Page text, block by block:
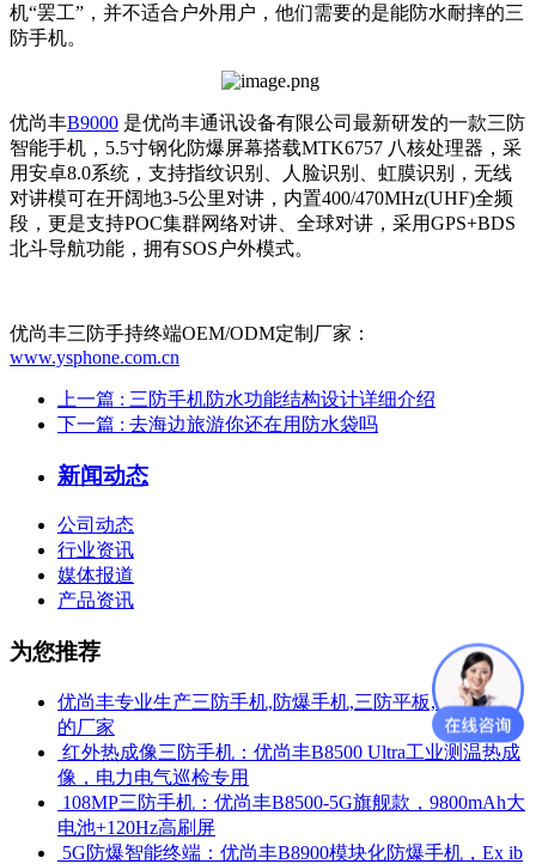
机“罢工”，并不适合户外用户，他们需要的是能防水耐摔的三
防手机。
优尚丰B9000 是优尚丰通讯设备有限公司最新研发的一款三防
智能手机，5.5寸钢化防爆屏幕搭载MTK6757 八核处理器，采
用安卓8.0系统，支持指纹识别、人脸识别、虹膜识别，无线
对讲模可在开阔地3-5公里对讲，内置400/470MHz(UHF)全频
段，更是支持POC集群网络对讲、全球对讲，采用GPS+BDS
北斗导航功能，拥有SOS户外模式。
优尚丰三防手持终端OEM/ODM定制厂家：
www.ysphone.com.cn
上一篇 : 三防手机防水功能结构设计详细介绍
下一篇 : 去海边旅游你还在用防水袋吗
新闻动态
公司动态
行业资讯
媒体报道
产品资讯
为您推荐
优尚丰专业生产三防手机,防爆手机,三防平板,防爆平板
的厂家
​ 红外热成像三防手机：优尚丰B8500 Ultra工业测温热成
像，电力电气巡检专用
​ 108MP三防手机：优尚丰B8500-5G旗舰款，9800mAh大
电池+120Hz高刷屏
​ 5G防爆智能终端：优尚丰B8900模块化防爆手机，Ex ib